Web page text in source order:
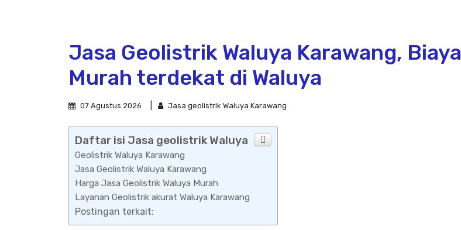
Jasa Geolistrik Waluya Karawang, Biaya
Murah terdekat di Waluya
07 Agustus 2026 Jasa geolistrik Waluya Karawang
Daftar isi Jasa geolistrik Waluya
Geolistrik Waluya Karawang
Jasa Geolistrik Waluya Karawang
Harga Jasa Geolistrik Waluya Murah
Layanan Geolistrik akurat Waluya Karawang
Postingan terkait: